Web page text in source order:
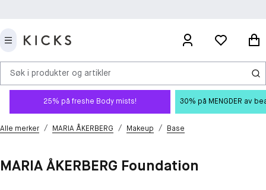
Søk i produkter og artikler
25% på freshe Body mists! 30% på MENGDER av
Alle merker / MARIA ÅKERBERG / Makeup / Base
MARIA ÅKERBERG Foundation